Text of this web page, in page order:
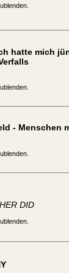
hatte mich
- Menschen
DID